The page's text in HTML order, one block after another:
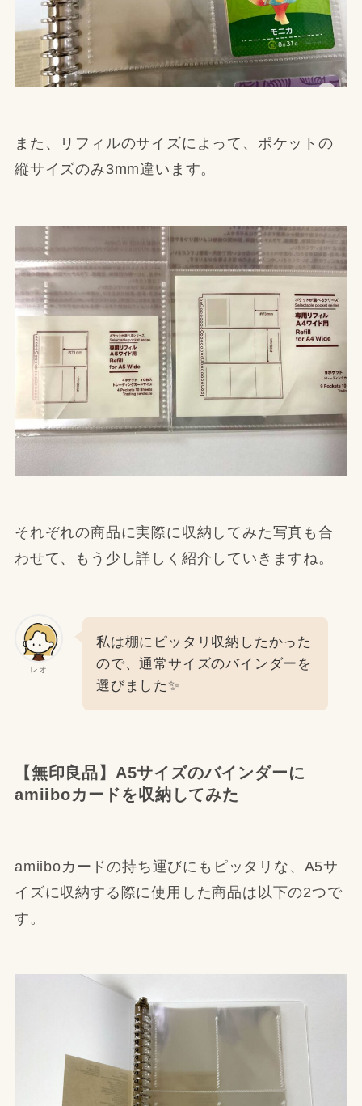
また、リフィルのサイズによって、ポケットの
縦サイズのみ3mm違います。
それぞれの商品に実際に収納してみた写真も合
わせて、もう少し詳しく紹介していきますね。
レオ
私は棚にピッタリ収納したかった
ので、通常サイズのバインダーを
選びました✨
【無印良品】A5サイズのバインダーに
amiiboカードを収納してみた
amiiboカードの持ち運びにもピッタリな、A5サ
イズに収納する際に使用した商品は以下の2つで
す。